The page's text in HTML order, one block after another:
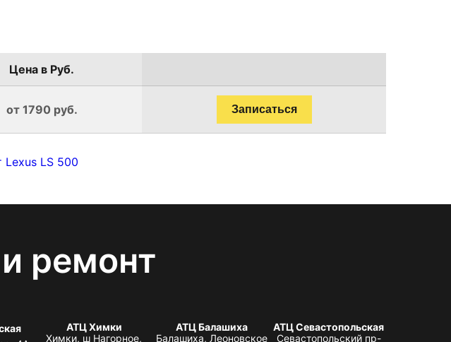
Цена в Руб.
от 1790 руб. Записаться
LS 500
ремонт
АТЦ Химки
Химки, ш Нагорное,
АТЦ Балашиха
Балашиха, Леоновское
АТЦ Севастопольская
Севастопольский пр-